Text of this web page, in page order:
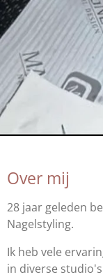
Over mij
28 jaar geleden
Nagelstyling.
Ik heb vele
in diverse